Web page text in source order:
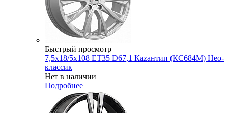
Быстрый просмотр
7,5x18/5x108 ET35 D67,1 Каzантип (КС684М) Нео-
классик
Нет в наличии
Подробнее